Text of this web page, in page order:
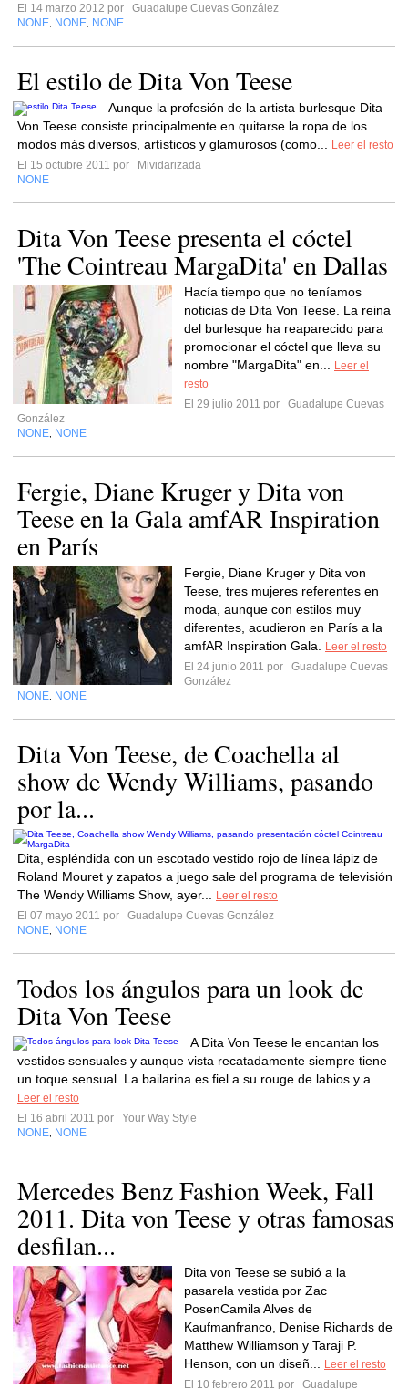
El 14 marzo 2012 por
Guadalupe Cuevas González
NONE NONE NONE
El estilo de Dita Von Teese
Aunque la profesión de la artista burlesque Dita
Von Teese consiste principalmente en quitarse la ropa de los
modos más diversos, artísticos y glamurosos (como...
Leer el resto
El 15 octubre 2011 por
Mividarizada
NONE
Dita Von Teese presenta el cóctel
'The Cointreau MargaDita' en Dallas
Hacía tiempo que no teníamos
noticias de Dita Von Teese. La reina
del burlesque ha reaparecido para
promocionar el cóctel que lleva su
nombre "MargaDita" en...
Leer el
resto
El 29 julio 2011 por
Guadalupe Cuevas
González
NONE NONE
Fergie, Diane Kruger y Dita von
Teese en la Gala amfAR Inspiration
en París
Fergie, Diane Kruger y Dita von
Teese, tres mujeres referentes en
moda, aunque con estilos muy
diferentes, acudieron en París a la
amfAR Inspiration Gala.
Leer el resto
El 24 junio 2011 por
Guadalupe Cuevas
González
NONE NONE
Dita Von Teese, de Coachella al
show de Wendy Williams, pasando
por la...
Dita, espléndida con un escotado vestido rojo de línea lápiz de
Roland Mouret y zapatos a juego sale del programa de televisión
The Wendy Williams Show, ayer...
Leer el resto
El 07 mayo 2011 por
Guadalupe Cuevas González
NONE NONE
Todos los ángulos para un look de
Dita Von Teese
A Dita Von Teese le encantan los
vestidos sensuales y aunque vista recatadamente siempre tiene
un toque sensual. La bailarina es fiel a su rouge de labios y a...
Leer el resto
El 16 abril 2011 por
Your Way Style
NONE NONE
Mercedes Benz Fashion Week, Fall
2011. Dita von Teese y otras famosas
desfilan...
Dita von Teese se subió a la
pasarela vestida por Zac
PosenCamila Alves de
Kaufmanfranco, Denise Richards de
Matthew Williamson y Taraji P.
Henson, con un diseñ...
Leer el resto
El 10 febrero 2011 por
Guadalupe